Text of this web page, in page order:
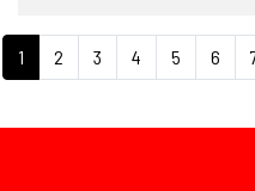
1 2 3 4 5 6